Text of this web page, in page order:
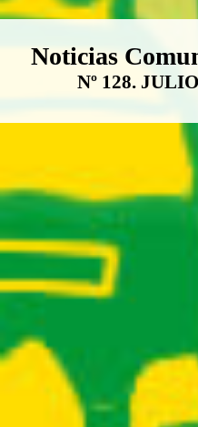
Boletín
Noticias
Nº 128.